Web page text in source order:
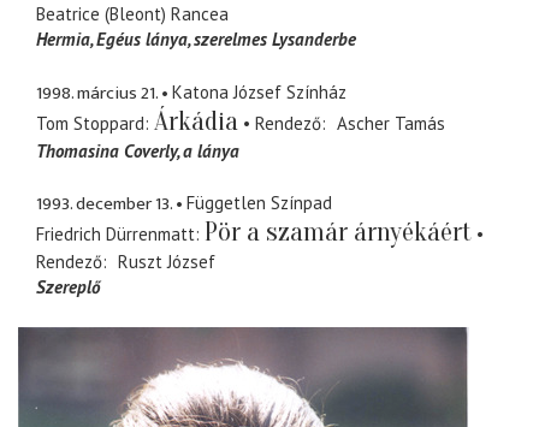
Beatrice (Bleont) Rancea
Hermia Egéus lánya, szerelmes Lysanderbe
1998. március 21.
Katona József Színház
Tom Stoppard Árkádia Rendező
Ascher Tamás
Thomasina Coverly a lánya
1993. december 13.
Független Színpad
Friedrich Dürrenmatt Pör a szamár árnyékáért
Rendező
Ruszt József
Szereplő